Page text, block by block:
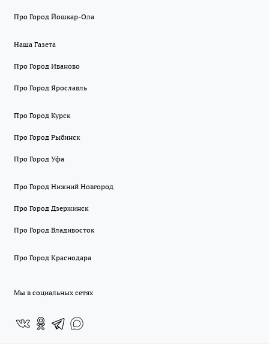
Про Город Йошкар-Ола
Наша Газета
Про Город Иваново
Про Город Ярославль
Про Город Курск
Про Город Рыбинск
Про Город Уфа
Про Город Нижний Новгород
Про Город Дзержинск
Про Город Владивосток
Про Город Краснодара
Мы в социальных сетях